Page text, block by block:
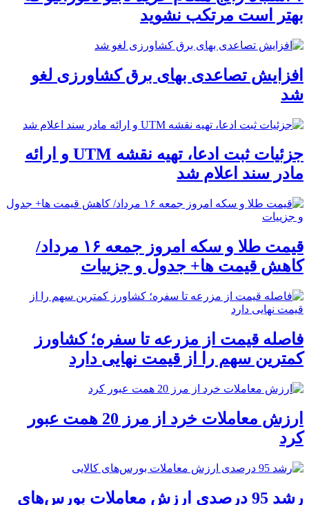
بهتر است مرتکب نشوید
افزایش تصاعدی بهای برق کشاورزی لغو
شد
جزئیات ثبت ادعا، تهیه نقشه UTM و ارائه
مادر سند اعلام شد
قیمت طلا و سکه امروز جمعه ۱۶ مرداد/
کاهش قیمت ها+ جدول و جزییات
فاصله قیمت از مزرعه تا سفره؛ کشاورز
کمترین سهم را از قیمت نهایی دارد
ارزش معاملات خرد از مرز 20 همت عبور
کرد
رشد 95 درصدی ارزش معاملات بورس‌های